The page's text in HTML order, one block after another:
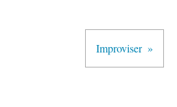
Improviser